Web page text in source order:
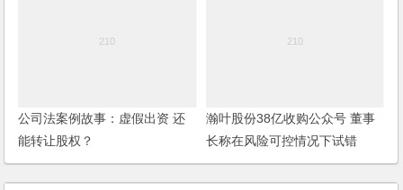
公司法案例故事：虚假出资 还
能转让股权？
瀚叶股份38亿收购公众号 董事
长称在风险可控情况下试错